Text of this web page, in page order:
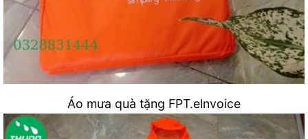
Áo mưa quà tặng FPT.elnvoice